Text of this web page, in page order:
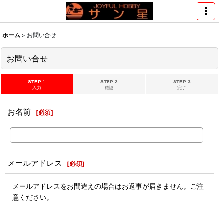
ホーム > お問い合せ
お問い合せ
STEP 1
入力
STEP 2
確認
STEP 3
完了
お名前 [必須]
メールアドレス [必須]
メールアドレスをお間違えの場合はお返事が届きません。ご注
意ください。